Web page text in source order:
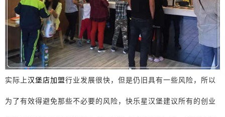
实际上汉堡店加盟行业发展很快，但是仍旧具有一些风险，所以
为了有效得避免那些不必要的风险，快乐星汉堡建议所有的创业